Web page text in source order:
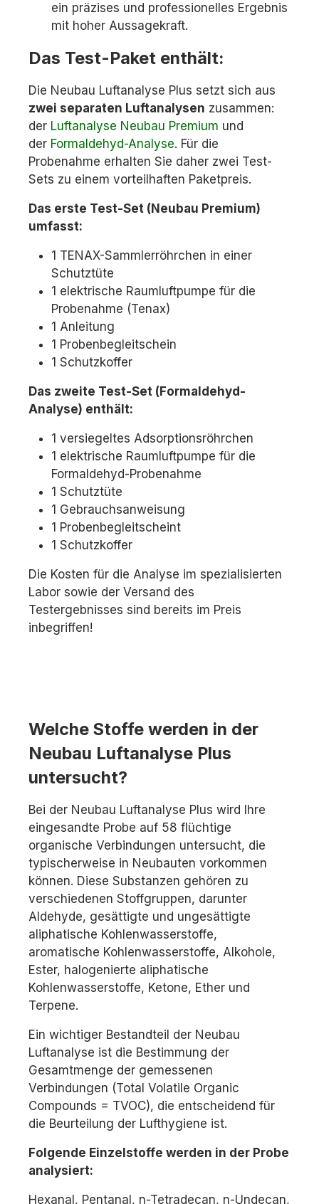
ein präzises und professionelles Ergebnis
mit hoher Aussagekraft.
Das Test-Paket enthält:
Die Neubau Luftanalyse Plus setzt sich aus
zwei separaten Luftanalysen zusammen:
der Luftanalyse Neubau Premium und
der Formaldehyd-Analyse. Für die
Probenahme erhalten Sie daher zwei Test-
Sets zu einem vorteilhaften Paketpreis.
Das erste Test-Set (Neubau Premium)
umfasst:
1 TENAX-Sammlerröhrchen in einer
Schutztüte
1 elektrische Raumluftpumpe für die
Probenahme (Tenax)
1 Anleitung
1 Probenbegleitschein
1 Schutzkoffer
Das zweite Test-Set (Formaldehyd-
Analyse) enthält:
1 versiegeltes Adsorptionsröhrchen
1 elektrische Raumluftpumpe für die
Formaldehyd-Probenahme
1 Schutztüte
1 Gebrauchsanweisung
1 Probenbegleitscheint
1 Schutzkoffer
Die Kosten für die Analyse im spezialisierten
Labor sowie der Versand des
Testergebnisses sind bereits im Preis
inbegriffen!
Welche Stoffe werden in der
Neubau Luftanalyse Plus
untersucht?
Bei der Neubau Luftanalyse Plus wird Ihre
eingesandte Probe auf 58 flüchtige
organische Verbindungen untersucht, die
typischerweise in Neubauten vorkommen
können. Diese Substanzen gehören zu
verschiedenen Stoffgruppen, darunter
Aldehyde, gesättigte und ungesättigte
aliphatische Kohlenwasserstoffe,
aromatische Kohlenwasserstoffe, Alkohole,
Ester, halogenierte aliphatische
Kohlenwasserstoffe, Ketone, Ether und
Terpene.
Ein wichtiger Bestandteil der Neubau
Luftanalyse ist die Bestimmung der
Gesamtmenge der gemessenen
Verbindungen (Total Volatile Organic
Compounds = TVOC), die entscheidend für
die Beurteilung der Lufthygiene ist.
Folgende Einzelstoffe werden in der Probe
analysiert:
Hexanal, Pentanal, n-Tetradecan, n-Undecan,